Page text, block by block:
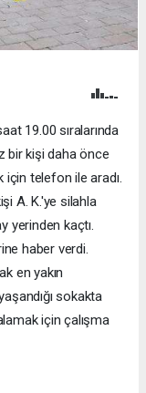
19.00 sıralarında
bir kişi daha önce
için telefon ile aradı.
A. K.'ye silahla
yerinden kaçtı.
haber verdi.
en yakın
sokakta
için çalışma